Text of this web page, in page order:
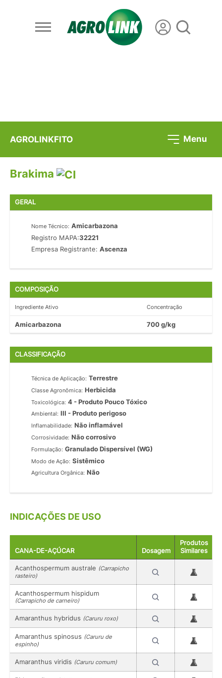
AGROLINKFITO Menu
Brakima
GERAL
Nome Técnico: Amicarbazona
Registro MAPA:32221
Empresa Registrante:Ascenza
COMPOSIÇÃO
Ingrediente Ativo Concentração
Amicarbazona 700 g/kg
CLASSIFICAÇÃO
Técnica de Aplicação: Terrestre
Classe Agronômica: Herbicida
Toxicológica: 4 - Produto Pouco Tóxico
Ambiental: III - Produto perigoso
Inflamabilidade: Não inflamável
Corrosividade: Não corrosivo
Formulação: Granulado Dispersível (WG)
Modo de Ação: Sistêmico
Agricultura Orgânica: Não
INDICAÇÕES DE USO
CANA-DE-AÇÚCAR Dosagem
Produtos
Similares
Acanthospermum australe (Carrapicho
rasteiro)
Acanthospermum hispidum
(Carrapicho de carneiro)
Amaranthus hybridus (Caruru roxo)
Amaranthus spinosus (Caruru de
espinho)
Amaranthus viridis (Caruru comum)